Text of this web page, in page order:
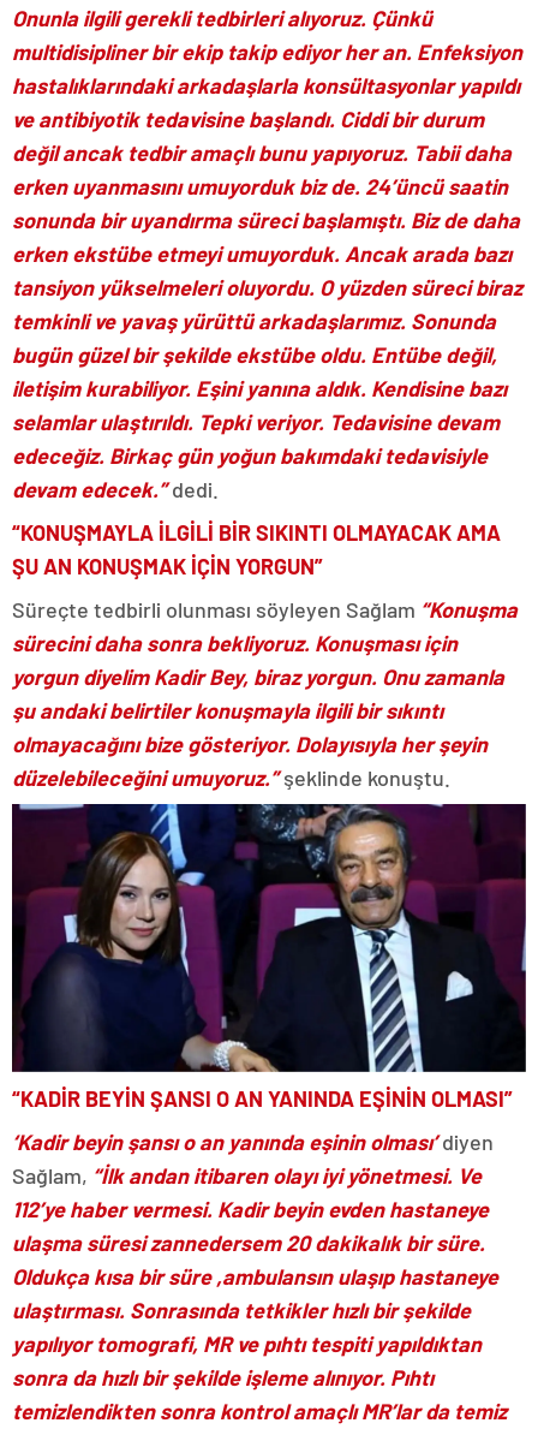
Onunla ilgili gerekli tedbirleri alıyoruz. Çünkü
multidisipliner bir ekip takip ediyor her an. Enfeksiyon
hastalıklarındaki arkadaşlarla konsültasyonlar yapıldı
ve antibiyotik tedavisine başlandı. Ciddi bir durum
değil ancak tedbir amaçlı bunu yapıyoruz. Tabii daha
erken uyanmasını umuyorduk biz de. 24’üncü saatin
sonunda bir uyandırma süreci başlamıştı. Biz de daha
erken ekstübe etmeyi umuyorduk. Ancak arada bazı
tansiyon yükselmeleri oluyordu. O yüzden süreci biraz
temkinli ve yavaş yürüttü arkadaşlarımız. Sonunda
bugün güzel bir şekilde ekstübe oldu. Entübe değil,
iletişim kurabiliyor. Eşini yanına aldık. Kendisine bazı
selamlar ulaştırıldı. Tepki veriyor. Tedavisine devam
edeceğiz. Birkaç gün yoğun bakımdaki tedavisiyle
devam edecek.”dedi.
“KONUŞMAYLA İLGİLİ BİR SIKINTI OLMAYACAK AMA
ŞU AN KONUŞMAK İÇİN YORGUN”
Süreçte tedbirli olunması söyleyen Sağlam “Konuşma
sürecini daha sonra bekliyoruz. Konuşması için
yorgun diyelim Kadir Bey, biraz yorgun. Onu zamanla
şu andaki belirtiler konuşmayla ilgili bir sıkıntı
olmayacağını bize gösteriyor. Dolayısıyla her şeyin
düzelebileceğini umuyoruz.”şeklinde konuştu.
“KADİR BEYİN ŞANSI O AN YANINDA EŞİNİN OLMASI”
‘Kadir beyin şansı o an yanında eşinin olması’diyen
Sağlam, “İlk andan itibaren olayı iyi yönetmesi. Ve
112’ye haber vermesi. Kadir beyin evden hastaneye
ulaşma süresi zannedersem 20 dakikalık bir süre.
Oldukça kısa bir süre ,ambulansın ulaşıp hastaneye
ulaştırması. Sonrasında tetkikler hızlı bir şekilde
yapılıyor tomografi, MR ve pıhtı tespiti yapıldıktan
sonra da hızlı bir şekilde işleme alınıyor. Pıhtı
temizlendikten sonra kontrol amaçlı MR’lar da temiz